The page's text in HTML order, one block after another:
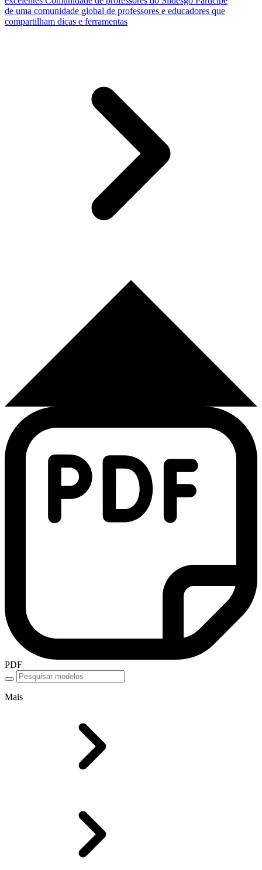
de uma comunidade global de professores e educadores que
compartilham dicas e ferramentas
PDF
Mais